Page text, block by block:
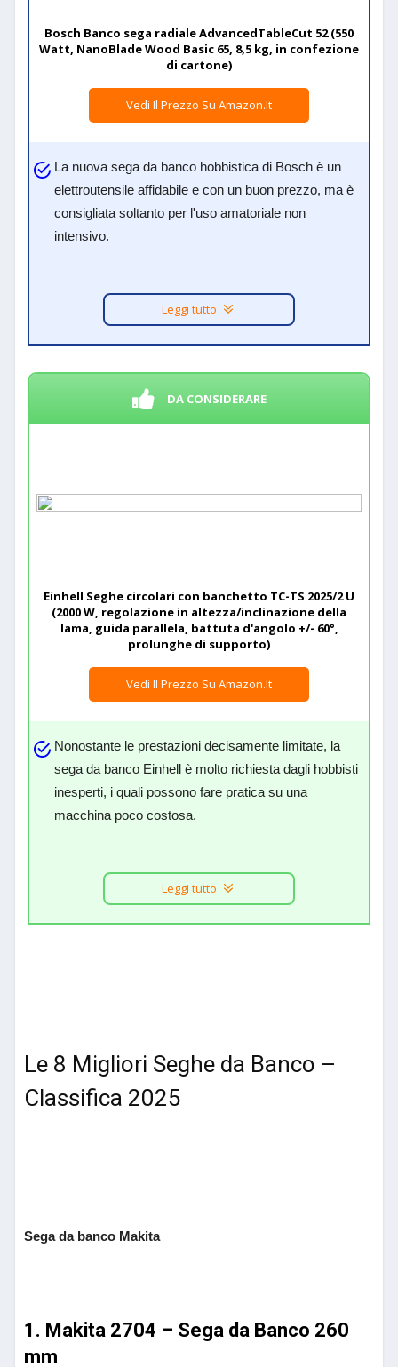
Bosch Banco sega radiale AdvancedTableCut 52 (550
Watt, NanoBlade Wood Basic 65, 8,5 kg, in confezione
di cartone)
Vedi Il Prezzo Su Amazon.it
La nuova sega da banco hobbistica di Bosch è un
elettroutensile affidabile e con un buon prezzo, ma è
consigliata soltanto per l'uso amatoriale non
intensivo.
Leggi tutto
DA CONSIDERARE
Einhell Seghe circolari con banchetto TC-TS 2025/2 U
(2000 W, regolazione in altezza/inclinazione della
lama, guida parallela, battuta d'angolo +/- 60°,
prolunghe di supporto)
Vedi Il Prezzo Su Amazon.it
Nonostante le prestazioni decisamente limitate, la
sega da banco Einhell è molto richiesta dagli hobbisti
inesperti, i quali possono fare pratica su una
macchina poco costosa.
Leggi tutto
Le 8 Migliori Seghe da Banco –
Classifica 2025
Sega da banco Makita
1. Makita 2704 – Sega da Banco 260
mm